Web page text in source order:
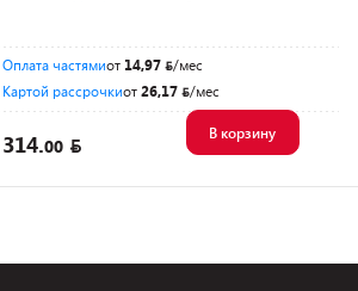
Оплата частямиот 14,97
/мес
Картой рассрочкиот26,17 /мес
314.00
В корзину